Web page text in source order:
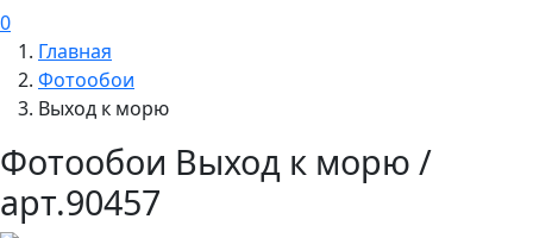
0
Главная
Фотообои
Выход к морю
Фотообои Выход к морю /
арт.90457